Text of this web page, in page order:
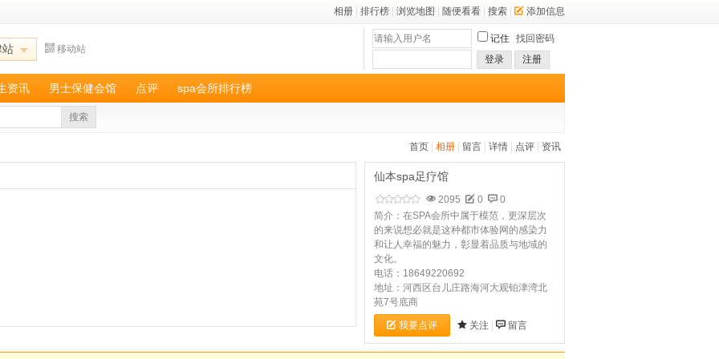
相册 排行榜 浏览地图 随便看看 搜索 添加信息
站 移动站
记住 找回密码
登录
注册
资讯 男士保健会馆 点评 spa会所排行榜
搜索
首页 相册 留言 详情 点评 资讯
仙本spa足疗馆
2095 0
0
简介：在SPA会所中属于模范，更深层次
的来说想必就是这种都市体验网的感染力
和让人幸福的魅力，彰显着品质与地域的
文化。
电话：18649220692
地址：河西区台儿庄路海河大观铂津湾北
苑7号底商
我要点评 关注 留言